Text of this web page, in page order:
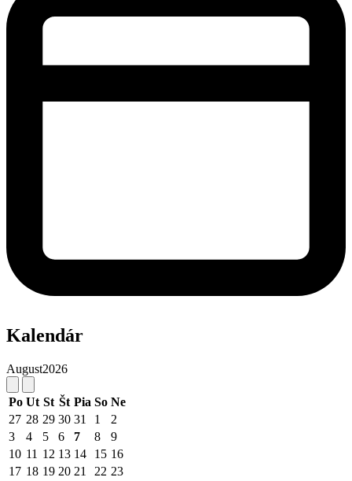
Kalendár
August2026
Po Ut St Št Pia So Ne
27 28 29 30 31 1
2
3
4 5 6 7 8
9
10 11 12 13 14 15 16
17 18 19 20 21 22 23